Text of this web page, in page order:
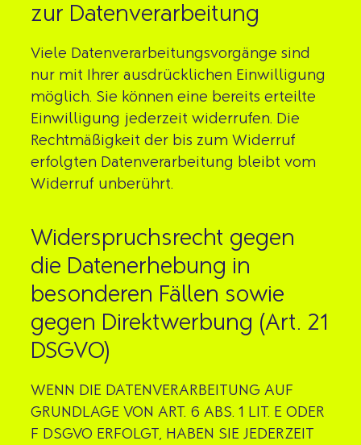
zur Datenverarbeitung
Viele Datenverarbeitungsvorgänge sind
nur mit Ihrer ausdrücklichen Einwilligung
möglich. Sie können eine bereits erteilte
Einwilligung jederzeit widerrufen. Die
Rechtmäßigkeit der bis zum Widerruf
erfolgten Datenverarbeitung bleibt vom
Widerruf unberührt.
Widerspruchsrecht gegen
die Datenerhebung in
besonderen Fällen sowie
gegen Direktwerbung (Art. 21
DSGVO)
WENN DIE DATENVERARBEITUNG AUF
GRUNDLAGE VON ART. 6 ABS. 1 LIT. E ODER
F DSGVO ERFOLGT, HABEN SIE JEDERZEIT